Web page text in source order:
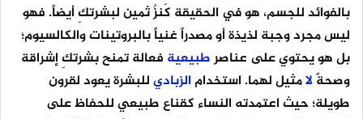
بالفوائد للجسم، هو في الحقيقة كَنزٌ ثمين لبشرتكِ أيضاً. فهو
ليس مجرد وجبة لذيذة أو مصدراً غنياً بالبروتينات والكالسيوم؛
بل هو يحتوي على عناصرطبيعية فعالة تمنح بشرتكِ إشراقة
وصحةًلامثيل لهما. استخدام الزباديللبشرة يعود لقرون
طويلة؛ حيث اعتمدته النساء كقناع طبيعي للحفاظ على